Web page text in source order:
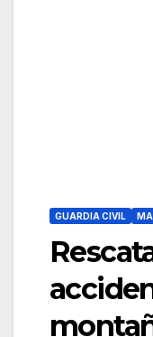
GUARDIA CIVIL